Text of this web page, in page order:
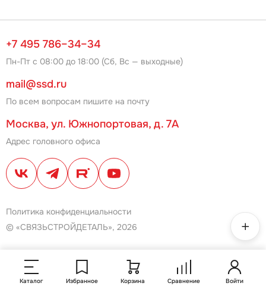
Войти
Избранное Сравнение
Корзина
Каталог
+7 495 786–34–34
Пн-Пт с 08:00 до 18:00 (Сб, Вс — выходные)
mail@ssd.ru
По всем вопросам пишите на почту
Москва, ул. Южнопортовая, д. 7А
Адрес головного офиса
Политика конфиденциальности
© «СВЯЗЬСТРОЙДЕТАЛЬ», 2026